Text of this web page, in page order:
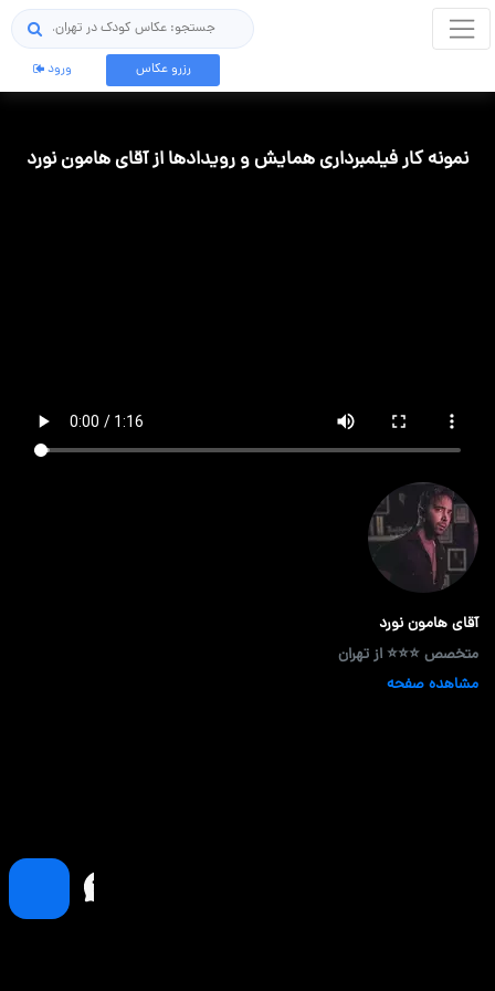
جستجو
رزرو عکاس ورود
نمونه کار فیلمبرداری همایش و رویدادها از آقای هامون نورد
آقای هامون نورد
متخصص ⭐⭐⭐ از تهران
مشاهده صفحه